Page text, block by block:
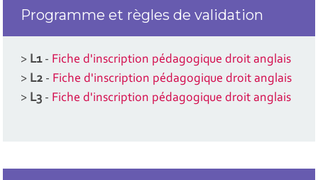
Programme et règles de validation
> L1 - Fiche d'inscription pédagogique droit anglais
> L2 - Fiche d'inscription pédagogique droit anglais
> L3 - Fiche d'inscription pédagogique droit anglais